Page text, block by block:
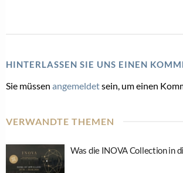
HINTERLASSEN SIE UNS EINEN
Sie müssen angemeldetsein, um einen
VERWANDTE THEMEN
Was die INOVA Collection in